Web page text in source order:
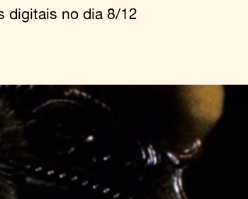
digitais no dia 8/12